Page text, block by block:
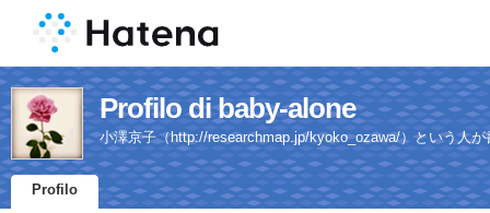
Profilo di baby-alone
小澤京子（http://researchmap.jp/kyoko_ozawa/）という人が
Profilo